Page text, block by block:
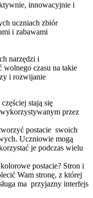
innowacyjnie i
uczniach zbiór
i zabawami
narzędzi i
wolnego czasu na takie
i rozwijanie
stają się
przez
postacie swoich
Uczniowie mogą
je podczas wielu
postacie? Stron i
Wam stronę, z której
ma przyjazny interfejs